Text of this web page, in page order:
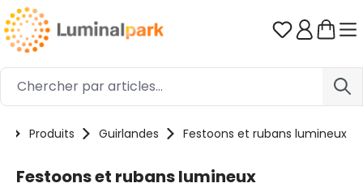
Passer au contenu principal Vous avez
Produits Guirlandes Festoons et rubans lumineux
Festoons et rubans lumineux